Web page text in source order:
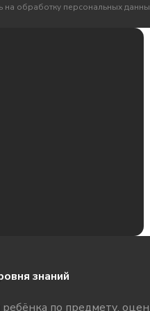
на обработку персональных
знаний
по предмету,